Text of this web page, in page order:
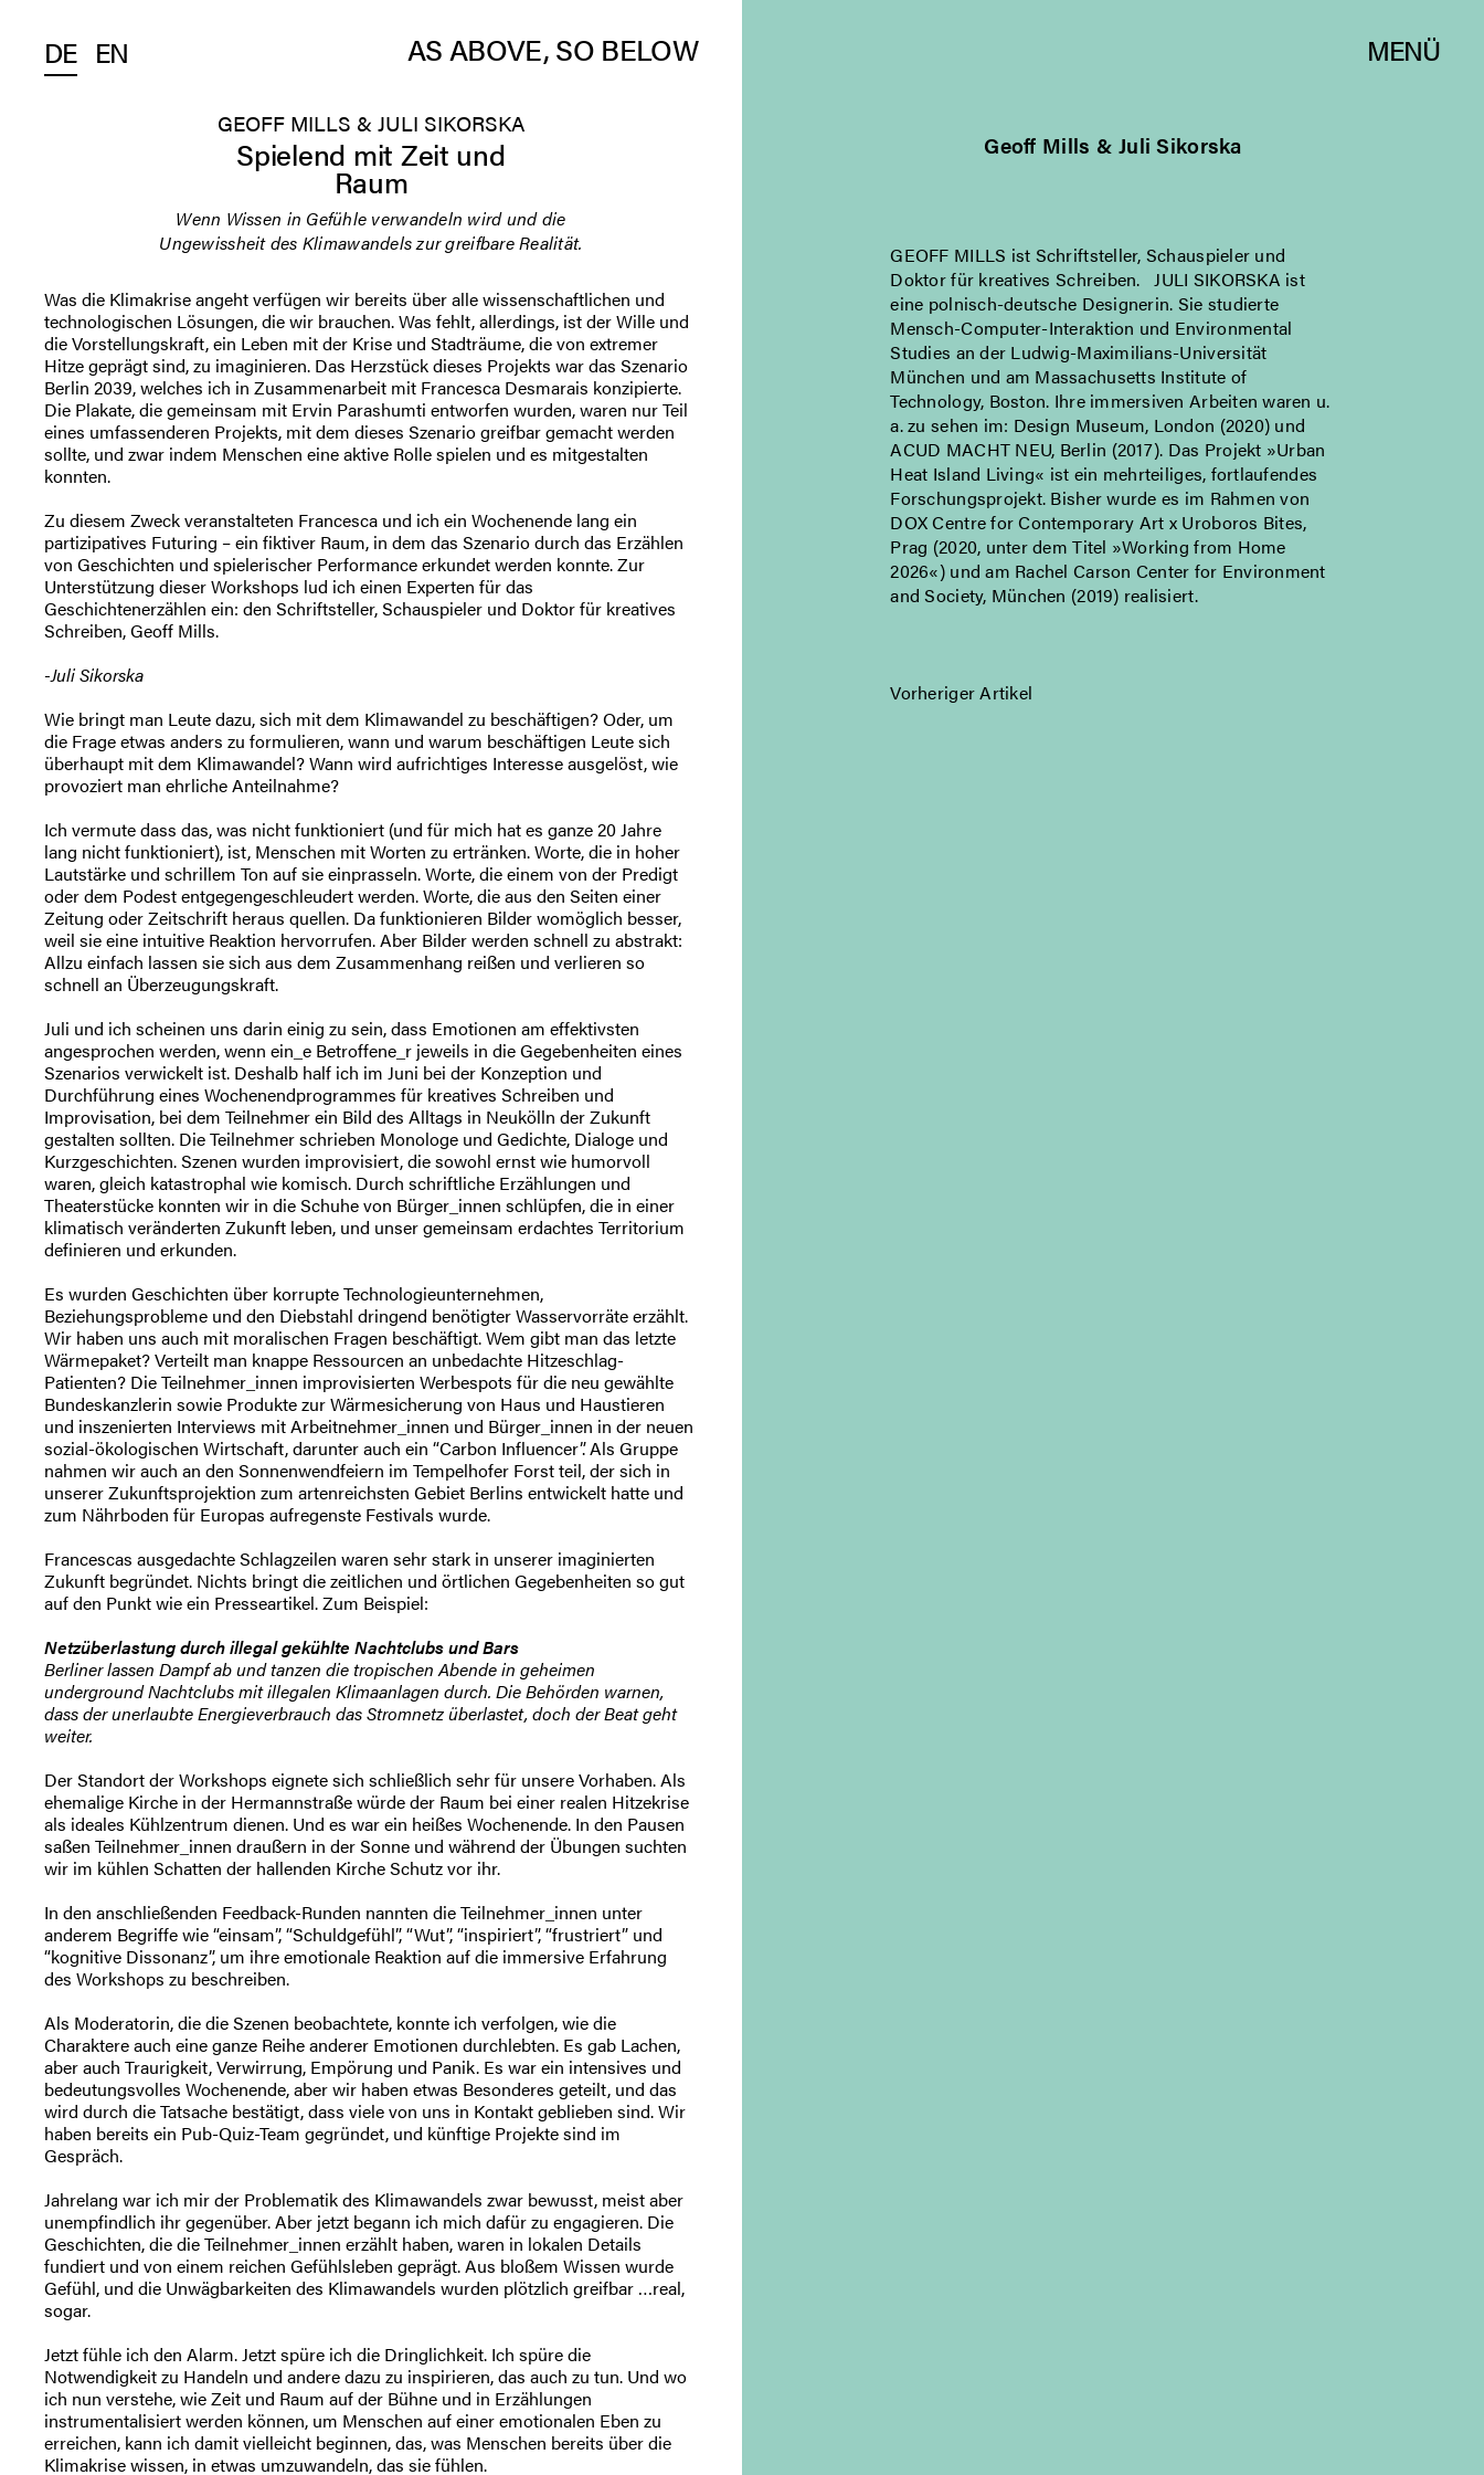
DE EN AS ABOVE, SO BELOW MENÜ
GEOFF MILLS & JULI SIKORSKA
Spielend mit Zeit und
Raum
Wenn Wissen in Gefühle verwandeln wird und die
Ungewissheit des Klimawandels zur greifbare Realität.
Was die Klimakrise angeht verfügen wir bereits über alle wissenschaftlichen und
technologischen Lösungen, die wir brauchen. Was fehlt, allerdings, ist der Wille und
die Vorstellungskraft, ein Leben mit der Krise und Stadträume, die von extremer
Hitze geprägt sind, zu imaginieren. Das Herzstück dieses Projekts war das Szenario
Berlin 2039, welches ich in Zusammenarbeit mit Francesca Desmarais konzipierte.
Die Plakate, die gemeinsam mit Ervin Parashumti entworfen wurden, waren nur Teil
eines umfassenderen Projekts, mit dem dieses Szenario greifbar gemacht werden
sollte, und zwar indem Menschen eine aktive Rolle spielen und es mitgestalten
konnten.
Zu diesem Zweck veranstalteten Francesca und ich ein Wochenende lang ein
partizipatives Futuring – ein fiktiver Raum, in dem das Szenario durch das Erzählen
von Geschichten und spielerischer Performance erkundet werden konnte. Zur
Unterstützung dieser Workshops lud ich einen Experten für das
Geschichtenerzählen ein: den Schriftsteller, Schauspieler und Doktor für kreatives
Schreiben, Geoff Mills.
-Juli Sikorska
Wie bringt man Leute dazu, sich mit dem Klimawandel zu beschäftigen? Oder, um
die Frage etwas anders zu formulieren, wann und warum beschäftigen Leute sich
überhaupt mit dem Klimawandel? Wann wird aufrichtiges Interesse ausgelöst, wie
provoziert man ehrliche Anteilnahme?
Ich vermute dass das, was nicht funktioniert (und für mich hat es ganze 20 Jahre
lang nicht funktioniert), ist, Menschen mit Worten zu ertränken. Worte, die in hoher
Lautstärke und schrillem Ton auf sie einprasseln. Worte, die einem von der Predigt
oder dem Podest entgegengeschleudert werden. Worte, die aus den Seiten einer
Zeitung oder Zeitschrift heraus quellen. Da funktionieren Bilder womöglich besser,
weil sie eine intuitive Reaktion hervorrufen. Aber Bilder werden schnell zu abstrakt:
Allzu einfach lassen sie sich aus dem Zusammenhang reißen und verlieren so
schnell an Überzeugungskraft.
Juli und ich scheinen uns darin einig zu sein, dass Emotionen am effektivsten
angesprochen werden, wenn ein_e Betroffene_r jeweils in die Gegebenheiten eines
Szenarios verwickelt ist. Deshalb half ich im Juni bei der Konzeption und
Durchführung eines Wochenendprogrammes für kreatives Schreiben und
Improvisation, bei dem Teilnehmer ein Bild des Alltags in Neukölln der Zukunft
gestalten sollten. Die Teilnehmer schrieben Monologe und Gedichte, Dialoge und
Kurzgeschichten. Szenen wurden improvisiert, die sowohl ernst wie humorvoll
waren, gleich katastrophal wie komisch. Durch schriftliche Erzählungen und
Theaterstücke konnten wir in die Schuhe von Bürger_innen schlüpfen, die in einer
klimatisch veränderten Zukunft leben, und unser gemeinsam erdachtes Territorium
definieren und erkunden.
Es wurden Geschichten über korrupte Technologieunternehmen,
Beziehungsprobleme und den Diebstahl dringend benötigter Wasservorräte erzählt.
Wir haben uns auch mit moralischen Fragen beschäftigt. Wem gibt man das letzte
Wärmepaket? Verteilt man knappe Ressourcen an unbedachte Hitzeschlag-
Patienten? Die Teilnehmer_innen improvisierten Werbespots für die neu gewählte
Bundeskanzlerin sowie Produkte zur Wärmesicherung von Haus und Haustieren
und inszenierten Interviews mit Arbeitnehmer_innen und Bürger_innen in der neuen
sozial-ökologischen Wirtschaft, darunter auch ein “Carbon Influencer”. Als Gruppe
nahmen wir auch an den Sonnenwendfeiern im Tempelhofer Forst teil, der sich in
unserer Zukunftsprojektion zum artenreichsten Gebiet Berlins entwickelt hatte und
zum Nährboden für Europas aufregenste Festivals wurde.
Francescas ausgedachte Schlagzeilen waren sehr stark in unserer imaginierten
Zukunft begründet. Nichts bringt die zeitlichen und örtlichen Gegebenheiten so gut
auf den Punkt wie ein Presseartikel. Zum Beispiel:
Netzüberlastung durch illegal gekühlte Nachtclubs und Bars
Berliner lassen Dampf ab und tanzen die tropischen Abende in geheimen
underground Nachtclubs mit illegalen Klimaanlagen durch. Die Behörden warnen,
dass der unerlaubte Energieverbrauch das Stromnetz überlastet, doch der Beat geht
weiter.
Der Standort der Workshops eignete sich schließlich sehr für unsere Vorhaben. Als
ehemalige Kirche in der Hermannstraße würde der Raum bei einer realen Hitzekrise
als ideales Kühlzentrum dienen. Und es war ein heißes Wochenende. In den Pausen
saßen Teilnehmer_innen draußern in der Sonne und während der Übungen suchten
wir im kühlen Schatten der hallenden Kirche Schutz vor ihr.
In den anschließenden Feedback-Runden nannten die Teilnehmer_innen unter
anderem Begriffe wie “einsam”, “Schuldgefühl”, “Wut”, “inspiriert”, “frustriert” und
“kognitive Dissonanz”, um ihre emotionale Reaktion auf die immersive Erfahrung
des Workshops zu beschreiben.
Als Moderatorin, die die Szenen beobachtete, konnte ich verfolgen, wie die
Charaktere auch eine ganze Reihe anderer Emotionen durchlebten. Es gab Lachen,
aber auch Traurigkeit, Verwirrung, Empörung und Panik. Es war ein intensives und
bedeutungsvolles Wochenende, aber wir haben etwas Besonderes geteilt, und das
wird durch die Tatsache bestätigt, dass viele von uns in Kontakt geblieben sind. Wir
haben bereits ein Pub-Quiz-Team gegründet, und künftige Projekte sind im
Gespräch.
Jahrelang war ich mir der Problematik des Klimawandels zwar bewusst, meist aber
unempfindlich ihr gegenüber. Aber jetzt begann ich mich dafür zu engagieren. Die
Geschichten, die die Teilnehmer_innen erzählt haben, waren in lokalen Details
fundiert und von einem reichen Gefühlsleben geprägt. Aus bloßem Wissen wurde
Gefühl, und die Unwägbarkeiten des Klimawandels wurden plötzlich greifbar …real,
sogar.
Jetzt fühle ich den Alarm. Jetzt spüre ich die Dringlichkeit. Ich spüre die
Notwendigkeit zu Handeln und andere dazu zu inspirieren, das auch zu tun. Und wo
ich nun verstehe, wie Zeit und Raum auf der Bühne und in Erzählungen
instrumentalisiert werden können, um Menschen auf einer emotionalen Eben zu
erreichen, kann ich damit vielleicht beginnen, das, was Menschen bereits über die
Klimakrise wissen, in etwas umzuwandeln, das sie fühlen.
Geoff Mills & Juli Sikorska
GEOFF MILLS ist Schriftsteller, Schauspieler und
Doktor für kreatives Schreiben. JULI SIKORSKA ist
eine polnisch-deutsche Designerin. Sie studierte
Mensch-Computer-Interaktion und Environmental
Studies an der Ludwig-Maximilians-Universität
München und am Massachusetts Institute of
Technology, Boston. Ihre immersiven Arbeiten waren u.
a. zu sehen im: Design Museum, London (2020) und
ACUD MACHT NEU, Berlin (2017). Das Projekt »Urban
Heat Island Living« ist ein mehrteiliges, fortlaufendes
Forschungsprojekt. Bisher wurde es im Rahmen von
DOX Centre for Contemporary Art x Uroboros Bites,
Prag (2020, unter dem Titel »Working from Home
2026«) und am Rachel Carson Center for Environment
and Society, München (2019) realisiert.
Vorheriger Artikel